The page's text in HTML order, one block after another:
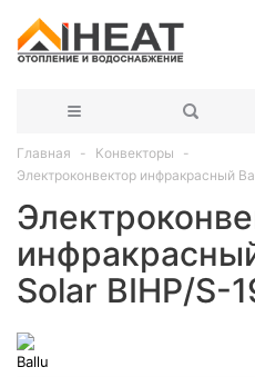
Главная
Конвекторы
Электроконвектор инфракрасный
Solar BIHP/S-